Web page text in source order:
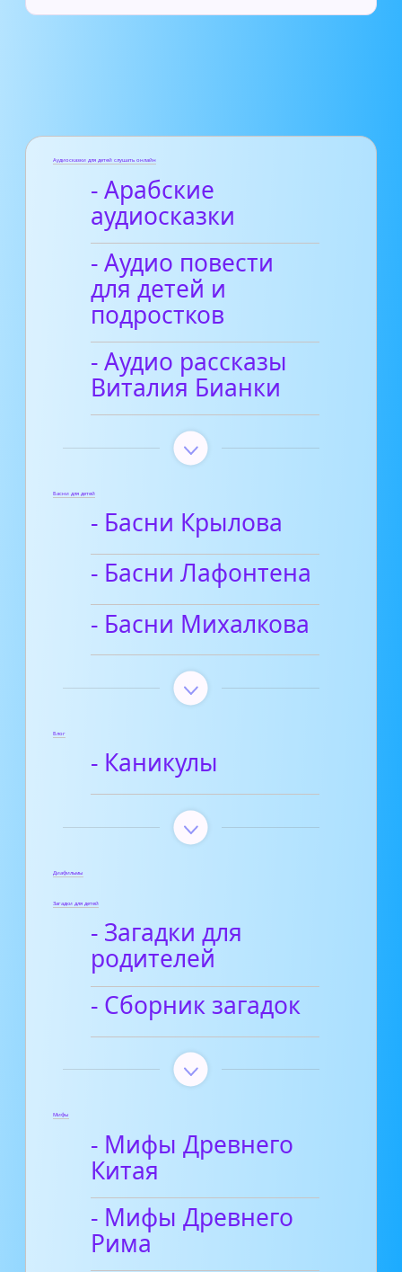
Аудиосказки для детей слушать онлайн
- Арабские
аудиосказки
- Аудио повести
для детей и
подростков
- Аудио рассказы
Виталия Бианки
Басни для детей
- Басни Крылова
- Басни Лафонтена
- Басни Михалкова
Блог
- Каникулы
Диафильмы
Загадки для детей
- Загадки для
родителей
- Сборник загадок
Мифы
- Мифы Древнего
Китая
- Мифы Древнего
Рима